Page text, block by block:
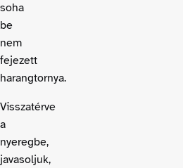
soha
be
nem
fejezett
harangtornya.
Visszatérve
a
nyeregbe,
javasoljuk,